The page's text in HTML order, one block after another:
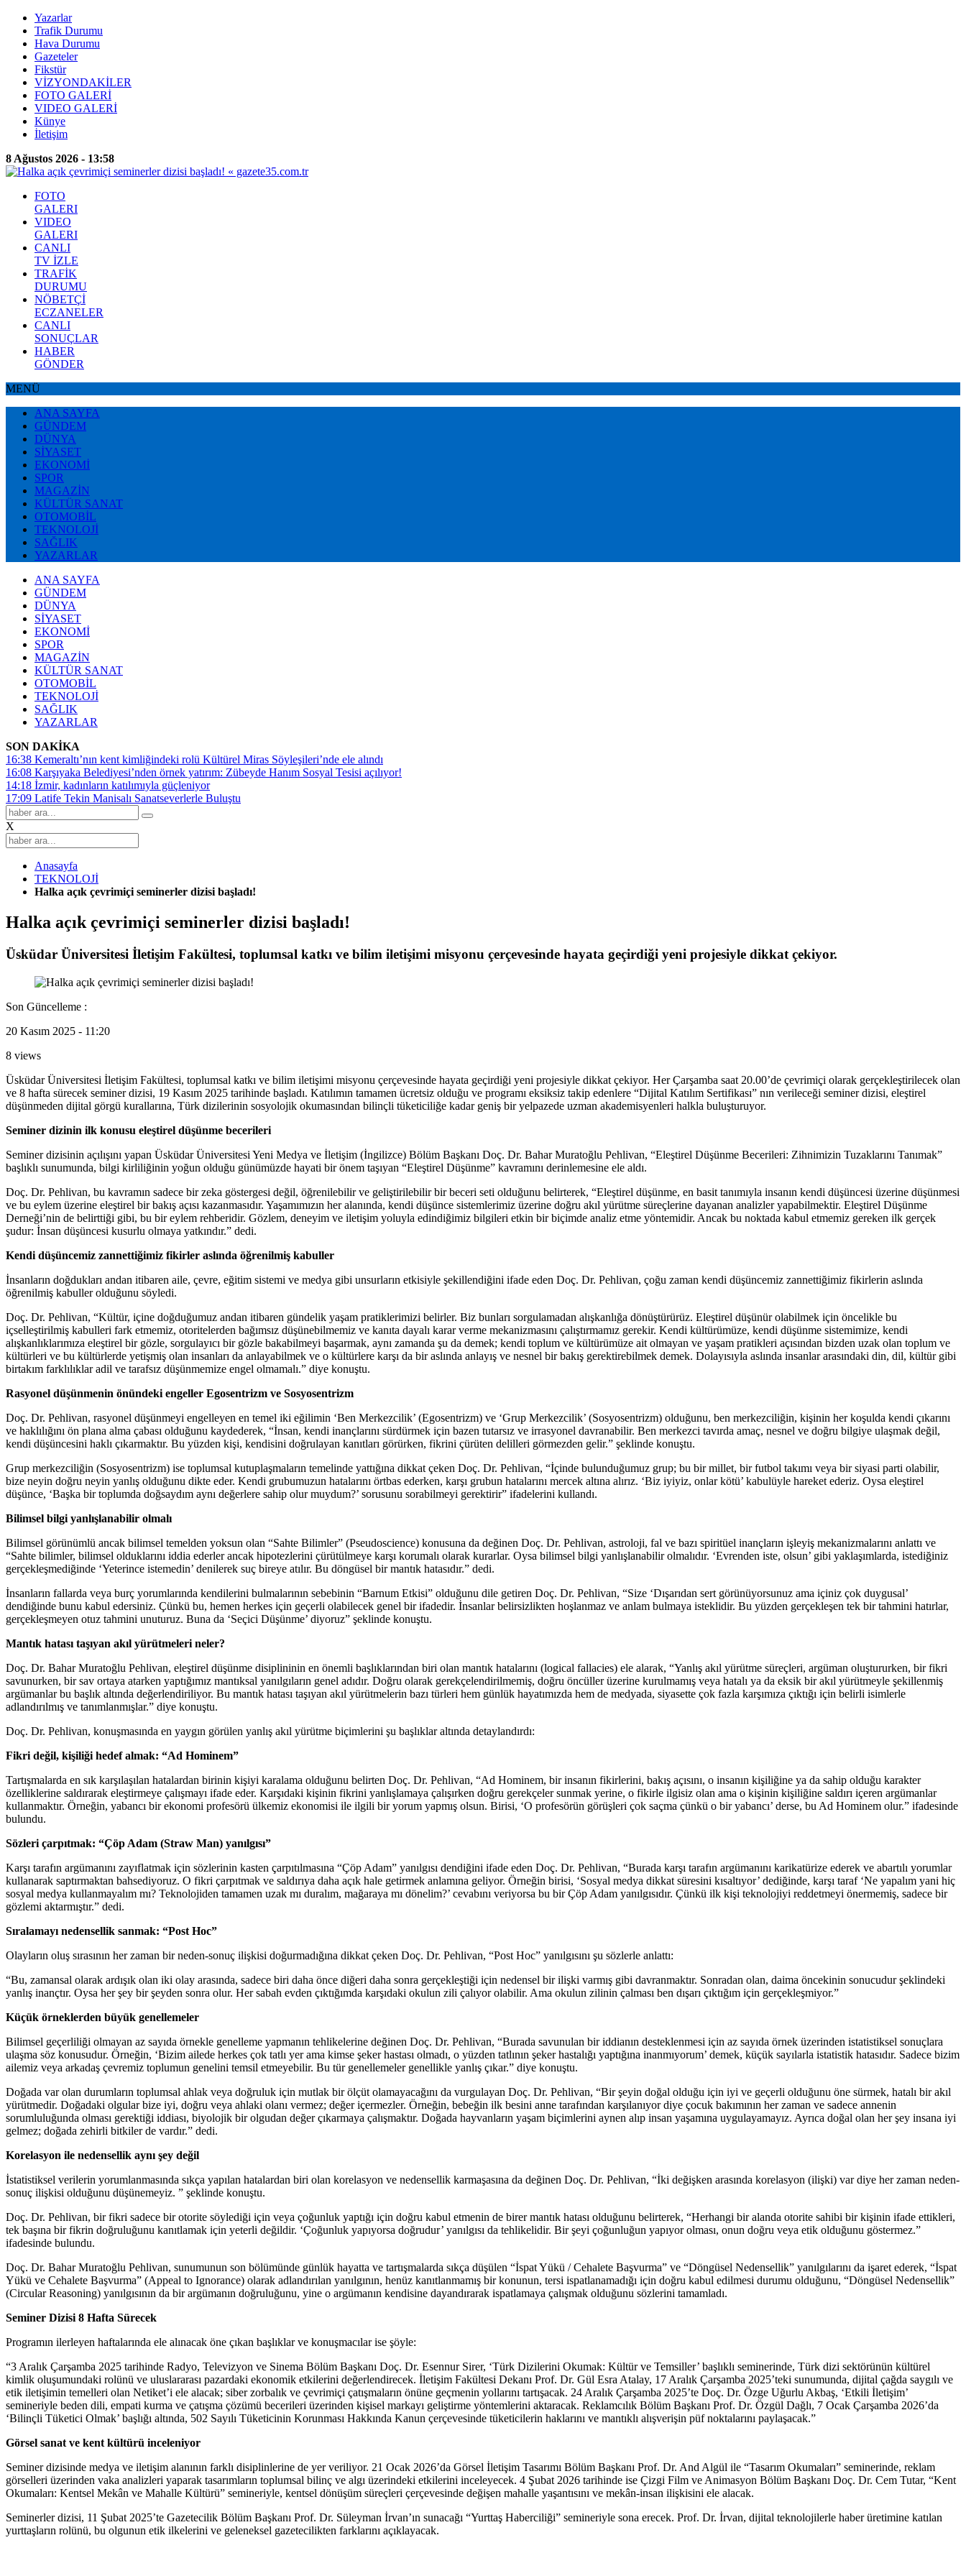
Yazarlar
Trafik Durumu
Hava Durumu
Gazeteler
Fikstür
VİZYONDAKİLER
FOTO GALERİ
VIDEO GALERİ
Künye
İletişim
8 Ağustos 2026 - 13:58
FOTO
GALERI
VIDEO
GALERI
CANLI
TV İZLE
TRAFİK
DURUMU
NÖBETÇİ
ECZANELER
CANLI
SONUÇLAR
HABER
GÖNDER
MENÜ
ANA SAYFA
GÜNDEM
DÜNYA
SİYASET
EKONOMİ
SPOR
MAGAZİN
KÜLTÜR SANAT
OTOMOBİL
TEKNOLOJİ
SAĞLIK
YAZARLAR
ANA SAYFA
GÜNDEM
DÜNYA
SİYASET
EKONOMİ
SPOR
MAGAZİN
KÜLTÜR SANAT
OTOMOBİL
TEKNOLOJİ
SAĞLIK
YAZARLAR
SON DAKİKA
16:38 Kemeraltı’nın kent kimliğindeki rolü Kültürel Miras Söyleşileri’nde ele alındı
16:08 Karşıyaka Belediyesi’nden örnek yatırım: Zübeyde Hanım Sosyal Tesisi açılıyor!
14:18 İzmir, kadınların katılımıyla güçleniyor
17:09 Latife Tekin Manisalı Sanatseverlerle Buluştu
X
Anasayfa
TEKNOLOJİ
Halka açık çevrimiçi seminerler dizisi başladı!
Halka açık çevrimiçi seminerler dizisi başladı!
Üsküdar Üniversitesi İletişim Fakültesi, toplumsal katkı ve bilim iletişimi misyonu çerçevesinde hayata geçirdiği yeni projesiyle dikkat çekiyor.
Son Güncelleme :
20 Kasım 2025 - 11:20
8 views
Üsküdar Üniversitesi İletişim Fakültesi, toplumsal katkı ve bilim iletişimi misyonu çerçevesinde hayata geçirdiği yeni projesiyle dikkat çekiyor. Her Çarşamba saat 20.00’de çevrimiçi olarak gerçekleştirilecek olan
ve 8 hafta sürecek seminer dizisi, 19 Kasım 2025 tarihinde başladı. Katılımın tamamen ücretsiz olduğu ve programı eksiksiz takip edenlere “Dijital Katılım Sertifikası” nın verileceği seminer dizisi, eleştirel
düşünmeden dijital görgü kurallarına, Türk dizilerinin sosyolojik okumasından bilinçli tüketiciliğe kadar geniş bir yelpazede uzman akademisyenleri halkla buluşturuyor.
Seminer dizinin ilk konusu eleştirel düşünme becerileri
Seminer dizisinin açılışını yapan Üsküdar Üniversitesi Yeni Medya ve İletişim (İngilizce) Bölüm Başkanı Doç. Dr. Bahar Muratoğlu Pehlivan, “Eleştirel Düşünme Becerileri: Zihnimizin Tuzaklarını Tanımak”
başlıklı sunumunda, bilgi kirliliğinin yoğun olduğu günümüzde hayati bir önem taşıyan “Eleştirel Düşünme” kavramını derinlemesine ele aldı.
Doç. Dr. Pehlivan, bu kavramın sadece bir zeka göstergesi değil, öğrenilebilir ve geliştirilebilir bir beceri seti olduğunu belirterek, “Eleştirel düşünme, en basit tanımıyla insanın kendi düşüncesi üzerine düşünmesi
ve bu eylem üzerine eleştirel bir bakış açısı kazanmasıdır. Yaşamımızın her alanında, kendi düşünce sistemlerimiz üzerine doğru akıl yürütme süreçlerine dayanan analizler yapabilmektir. Eleştirel Düşünme
Derneği’nin de belirttiği gibi, bu bir eylem rehberidir. Gözlem, deneyim ve iletişim yoluyla edindiğimiz bilgileri etkin bir biçimde analiz etme yöntemidir. Ancak bu noktada kabul etmemiz gereken ilk gerçek
şudur: İnsan düşüncesi kusurlu olmaya yatkındır.” dedi.
Kendi düşüncemiz zannettiğimiz fikirler aslında öğrenilmiş kabuller
İnsanların doğdukları andan itibaren aile, çevre, eğitim sistemi ve medya gibi unsurların etkisiyle şekillendiğini ifade eden Doç. Dr. Pehlivan, çoğu zaman kendi düşüncemiz zannettiğimiz fikirlerin aslında
öğrenilmiş kabuller olduğunu söyledi.
Doç. Dr. Pehlivan, “Kültür, içine doğduğumuz andan itibaren gündelik yaşam pratiklerimizi belirler. Biz bunları sorgulamadan alışkanlığa dönüştürürüz. Eleştirel düşünür olabilmek için öncelikle bu
içselleştirilmiş kabulleri fark etmemiz, otoritelerden bağımsız düşünebilmemiz ve kanıta dayalı karar verme mekanizmasını çalıştırmamız gerekir. Kendi kültürümüze, kendi düşünme sistemimize, kendi
alışkanlıklarımıza eleştirel bir gözle, sorgulayıcı bir gözle bakabilmeyi başarmak, aynı zamanda şu da demek; kendi toplum ve kültürümüze ait olmayan ve yaşam pratikleri açısından bizden uzak olan toplum ve
kültürleri ve bu kültürlerde yetişmiş olan insanları da anlayabilmek ve o kültürlere karşı da bir aslında anlayış ve nesnel bir bakış gerektirebilmek demek. Dolayısıyla aslında insanlar arasındaki din, dil, kültür gibi
birtakım farklılıklar adil ve tarafsız düşünmemize engel olmamalı.” diye konuştu.
Rasyonel düşünmenin önündeki engeller Egosentrizm ve Sosyosentrizm
Doç. Dr. Pehlivan, rasyonel düşünmeyi engelleyen en temel iki eğilimin ‘Ben Merkezcilik’ (Egosentrizm) ve ‘Grup Merkezcilik’ (Sosyosentrizm) olduğunu, ben merkezciliğin, kişinin her koşulda kendi çıkarını
ve haklılığını ön plana alma çabası olduğunu kaydederek, “İnsan, kendi inançlarını sürdürmek için bazen tutarsız ve irrasyonel davranabilir. Ben merkezci tavırda amaç, nesnel ve doğru bilgiye ulaşmak değil,
kendi düşüncesini haklı çıkarmaktır. Bu yüzden kişi, kendisini doğrulayan kanıtları görürken, fikrini çürüten delilleri görmezden gelir.” şeklinde konuştu.
Grup merkezciliğin (Sosyosentrizm) ise toplumsal kutuplaşmaların temelinde yattığına dikkat çeken Doç. Dr. Pehlivan, “İçinde bulunduğumuz grup; bu bir millet, bir futbol takımı veya bir siyasi parti olabilir,
bize neyin doğru neyin yanlış olduğunu dikte eder. Kendi grubumuzun hatalarını örtbas ederken, karşı grubun hatalarını mercek altına alırız. ‘Biz iyiyiz, onlar kötü’ kabulüyle hareket ederiz. Oysa eleştirel
düşünce, ‘Başka bir toplumda doğsaydım aynı değerlere sahip olur muydum?’ sorusunu sorabilmeyi gerektirir” ifadelerini kullandı.
Bilimsel bilgi yanlışlanabilir olmalı
Bilimsel görünümlü ancak bilimsel temelden yoksun olan “Sahte Bilimler” (Pseudoscience) konusuna da değinen Doç. Dr. Pehlivan, astroloji, fal ve bazı spiritüel inançların işleyiş mekanizmalarını anlattı ve
“Sahte bilimler, bilimsel olduklarını iddia ederler ancak hipotezlerini çürütülmeye karşı korumalı olarak kurarlar. Oysa bilimsel bilgi yanlışlanabilir olmalıdır. ‘Evrenden iste, olsun’ gibi yaklaşımlarda, istediğiniz
gerçekleşmediğinde ‘Yeterince istemedin’ denilerek suç bireye atılır. Bu döngüsel bir mantık hatasıdır.” dedi.
İnsanların fallarda veya burç yorumlarında kendilerini bulmalarının sebebinin “Barnum Etkisi” olduğunu dile getiren Doç. Dr. Pehlivan, “Size ‘Dışarıdan sert görünüyorsunuz ama içiniz çok duygusal’
dendiğinde bunu kabul edersiniz. Çünkü bu, hemen herkes için geçerli olabilecek genel bir ifadedir. İnsanlar belirsizlikten hoşlanmaz ve anlam bulmaya isteklidir. Bu yüzden gerçekleşen tek bir tahmini hatırlar,
gerçekleşmeyen otuz tahmini unuturuz. Buna da ‘Seçici Düşünme’ diyoruz” şeklinde konuştu.
Mantık hatası taşıyan akıl yürütmeleri neler?
Doç. Dr. Bahar Muratoğlu Pehlivan, eleştirel düşünme disiplininin en önemli başlıklarından biri olan mantık hatalarını (logical fallacies) ele alarak, “Yanlış akıl yürütme süreçleri, argüman oluştururken, bir fikri
savunurken, bir sav ortaya atarken yaptığımız mantıksal yanılgıların genel adıdır. Doğru olarak gerekçelendirilmemiş, doğru öncüller üzerine kurulmamış veya hatalı ya da eksik bir akıl yürütmeyle şekillenmiş
argümanlar bu başlık altında değerlendiriliyor. Bu mantık hatası taşıyan akıl yürütmelerin bazı türleri hem günlük hayatımızda hem de medyada, siyasette çok fazla karşımıza çıktığı için belirli isimlerle
adlandırılmış ve tanımlanmışlar.” diye konuştu.
Doç. Dr. Pehlivan, konuşmasında en yaygın görülen yanlış akıl yürütme biçimlerini şu başlıklar altında detaylandırdı:
Fikri değil, kişiliği hedef almak: “Ad Hominem”
Tartışmalarda en sık karşılaşılan hatalardan birinin kişiyi karalama olduğunu belirten Doç. Dr. Pehlivan, “Ad Hominem, bir insanın fikirlerini, bakış açısını, o insanın kişiliğine ya da sahip olduğu karakter
özelliklerine saldırarak eleştirmeye çalışmayı ifade eder. Karşıdaki kişinin fikrini yanlışlamaya çalışırken doğru gerekçeler sunmak yerine, o fikirle ilgisiz olan ama o kişinin kişiliğine saldırı içeren argümanlar
kullanmaktır. Örneğin, yabancı bir ekonomi profesörü ülkemiz ekonomisi ile ilgili bir yorum yapmış olsun. Birisi, ‘O profesörün görüşleri çok saçma çünkü o bir yabancı’ derse, bu Ad Hominem olur.” ifadesinde
bulundu.
Sözleri çarpıtmak: “Çöp Adam (Straw Man) yanılgısı”
Karşı tarafın argümanını zayıflatmak için sözlerinin kasten çarpıtılmasına “Çöp Adam” yanılgısı dendiğini ifade eden Doç. Dr. Pehlivan, “Burada karşı tarafın argümanını karikatürize ederek ve abartılı yorumlar
kullanarak saptırmaktan bahsediyoruz. O fikri çarpıtmak ve saldırıya daha açık hale getirmek anlamına geliyor. Örneğin birisi, ‘Sosyal medya dikkat süresini kısaltıyor’ dediğinde, karşı taraf ‘Ne yapalım yani hiç
sosyal medya kullanmayalım mı? Teknolojiden tamamen uzak mı duralım, mağaraya mı dönelim?’ cevabını veriyorsa bu bir Çöp Adam yanılgısıdır. Çünkü ilk kişi teknolojiyi reddetmeyi önermemiş, sadece bir
gözlemi aktarmıştır.” dedi.
Sıralamayı nedensellik sanmak: “Post Hoc”
Olayların oluş sırasının her zaman bir neden-sonuç ilişkisi doğurmadığına dikkat çeken Doç. Dr. Pehlivan, “Post Hoc” yanılgısını şu sözlerle anlattı:
“Bu, zamansal olarak ardışık olan iki olay arasında, sadece biri daha önce diğeri daha sonra gerçekleştiği için nedensel bir ilişki varmış gibi davranmaktır. Sonradan olan, daima öncekinin sonucudur şeklindeki
yanlış inançtır. Oysa her şey bir şeyden sonra olur. Her sabah evden çıktığımda karşıdaki okulun zili çalıyor olabilir. Ama okulun zilinin çalması ben dışarı çıktığım için gerçekleşmiyor.”
Küçük örneklerden büyük genellemeler
Bilimsel geçerliliği olmayan az sayıda örnekle genelleme yapmanın tehlikelerine değinen Doç. Dr. Pehlivan, “Burada savunulan bir iddianın desteklenmesi için az sayıda örnek üzerinden istatistiksel sonuçlara
ulaşma söz konusudur. Örneğin, ‘Bizim ailede herkes çok tatlı yer ama kimse şeker hastası olmadı, o yüzden tatlının şeker hastalığı yaptığına inanmıyorum’ demek, küçük sayılarla istatistik hatasıdır. Sadece bizim
ailemiz veya arkadaş çevremiz toplumun genelini temsil etmeyebilir. Bu tür genellemeler genellikle yanlış çıkar.” diye konuştu.
Doğada var olan durumların toplumsal ahlak veya doğruluk için mutlak bir ölçüt olamayacağını da vurgulayan Doç. Dr. Pehlivan, “Bir şeyin doğal olduğu için iyi ve geçerli olduğunu öne sürmek, hatalı bir akıl
yürütmedir. Doğadaki olgular bize iyi, doğru veya ahlaki olanı vermez; değer içermezler. Örneğin, bebeğin ilk besini anne tarafından karşılanıyor diye çocuk bakımının her zaman ve sadece annenin
sorumluluğunda olması gerektiği iddiası, biyolojik bir olgudan değer çıkarmaya çalışmaktır. Doğada hayvanların yaşam biçimlerini aynen alıp insan yaşamına uygulayamayız. Ayrıca doğal olan her şey insana iyi
gelmez; doğada zehirli bitkiler de vardır.” dedi.
Korelasyon ile nedensellik aynı şey değil
İstatistiksel verilerin yorumlanmasında sıkça yapılan hatalardan biri olan korelasyon ve nedensellik karmaşasına da değinen Doç. Dr. Pehlivan, “İki değişken arasında korelasyon (ilişki) var diye her zaman neden-
sonuç ilişkisi olduğunu düşünemeyiz. ” şeklinde konuştu.
Doç. Dr. Pehlivan, bir fikri sadece bir otorite söylediği için veya çoğunluk yaptığı için doğru kabul etmenin de birer mantık hatası olduğunu belirterek, “Herhangi bir alanda otorite sahibi bir kişinin ifade ettikleri,
tek başına bir fikrin doğruluğunu kanıtlamak için yeterli değildir. ‘Çoğunluk yapıyorsa doğrudur’ yanılgısı da tehlikelidir. Bir şeyi çoğunluğun yapıyor olması, onun doğru veya etik olduğunu göstermez.”
ifadesinde bulundu.
Doç. Dr. Bahar Muratoğlu Pehlivan, sunumunun son bölümünde günlük hayatta ve tartışmalarda sıkça düşülen “İspat Yükü / Cehalete Başvurma” ve “Döngüsel Nedensellik” yanılgılarını da işaret ederek, “İspat
Yükü ve Cehalete Başvurma” (Appeal to Ignorance) olarak adlandırılan yanılgının, henüz kanıtlanmamış bir konunun, tersi ispatlanamadığı için doğru kabul edilmesi durumu olduğunu, “Döngüsel Nedensellik”
(Circular Reasoning) yanılgısının da bir argümanın doğruluğunu, yine o argümanın kendisine dayandırarak ispatlamaya çalışmak olduğunu sözlerini tamamladı.
Seminer Dizisi 8 Hafta Sürecek
Programın ilerleyen haftalarında ele alınacak öne çıkan başlıklar ve konuşmacılar ise şöyle:
“3 Aralık Çarşamba 2025 tarihinde Radyo, Televizyon ve Sinema Bölüm Başkanı Doç. Dr. Esennur Sirer, ‘Türk Dizilerini Okumak: Kültür ve Temsiller’ başlıklı seminerinde, Türk dizi sektörünün kültürel
kimlik oluşumundaki rolünü ve uluslararası pazardaki ekonomik etkilerini değerlendirecek. İletişim Fakültesi Dekanı Prof. Dr. Gül Esra Atalay, 17 Aralık Çarşamba 2025’teki sunumunda, dijital çağda saygılı ve
etik iletişimin temelleri olan Netiket’i ele alacak; siber zorbalık ve çevrimiçi çatışmaların önüne geçmenin yollarını tartışacak. 24 Aralık Çarşamba 2025’te Doç. Dr. Özge Uğurlu Akbaş, ‘Etkili İletişim’
semineriyle beden dili, empati kurma ve çatışma çözümü becerileri üzerinden kişisel markayı geliştirme yöntemlerini aktaracak. Reklamcılık Bölüm Başkanı Prof. Dr. Özgül Dağlı, 7 Ocak Çarşamba 2026’da
‘Bilinçli Tüketici Olmak’ başlığı altında, 502 Sayılı Tüketicinin Korunması Hakkında Kanun çerçevesinde tüketicilerin haklarını ve mantıklı alışverişin püf noktalarını paylaşacak.”
Görsel sanat ve kent kültürü inceleniyor
Seminer dizisinde medya ve iletişim alanının farklı disiplinlerine de yer veriliyor. 21 Ocak 2026’da Görsel İletişim Tasarımı Bölüm Başkanı Prof. Dr. And Algül ile “Tasarım Okumaları” seminerinde, reklam
görselleri üzerinden vaka analizleri yaparak tasarımların toplumsal bilinç ve algı üzerindeki etkilerini inceleyecek. 4 Şubat 2026 tarihinde ise Çizgi Film ve Animasyon Bölüm Başkanı Doç. Dr. Cem Tutar, “Kent
Okumaları: Kentsel Mekân ve Mahalle Kültürü” semineriyle, kentsel dönüşüm süreçleri çerçevesinde değişen mahalle yaşantısını ve mekân-insan ilişkisini ele alacak.
Seminerler dizisi, 11 Şubat 2025’te Gazetecilik Bölüm Başkanı Prof. Dr. Süleyman İrvan’ın sunacağı “Yurttaş Haberciliği” semineriyle sona erecek. Prof. Dr. İrvan, dijital teknolojilerle haber üretimine katılan
yurttaşların rolünü, bu olgunun etik ilkelerini ve geleneksel gazetecilikten farklarını açıklayacak.